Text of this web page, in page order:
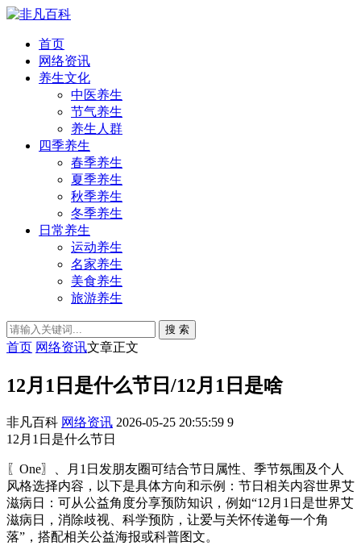
首页
网络资讯
养生文化
中医养生
节气养生
养生人群
四季养生
春季养生
夏季养生
秋季养生
冬季养生
日常养生
运动养生
名家养生
美食养生
旅游养生
搜 索
首页 网络资讯文章正文
12月1日是什么节日/12月1日是啥
非凡百科 网络资讯 2026-05-25 20:55:59 9
12月1日是什么节日
〖One〗、月1日发朋友圈可结合节日属性、季节氛围及个人
风格选择内容，以下是具体方向和示例：节日相关内容世界艾
滋病日：可从公益角度分享预防知识，例如“12月1日是世界艾
滋病日，消除歧视、科学预防，让爱与关怀传递每一个角
落”，搭配相关公益海报或科普图文。